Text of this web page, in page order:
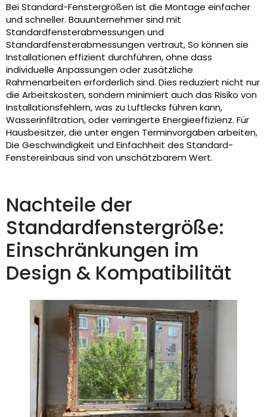
Bei Standard-Fenstergrößen ist die Montage einfacher
und schneller. Bauunternehmer sind mit
Standardfensterabmessungen und
Standardfensterabmessungen vertraut, So können sie
Installationen effizient durchführen, ohne dass
individuelle Anpassungen oder zusätzliche
Rahmenarbeiten erforderlich sind. Dies reduziert nicht nur
die Arbeitskosten, sondern minimiert auch das Risiko von
Installationsfehlern, was zu Luftlecks führen kann,
Wasserinfiltration, oder verringerte Energieeffizienz. Für
Hausbesitzer, die unter engen Terminvorgaben arbeiten,
Die Geschwindigkeit und Einfachheit des Standard-
Fenstereinbaus sind von unschätzbarem Wert.
Nachteile der
Standardfenstergröße:
Einschränkungen im
Design & Kompatibilität